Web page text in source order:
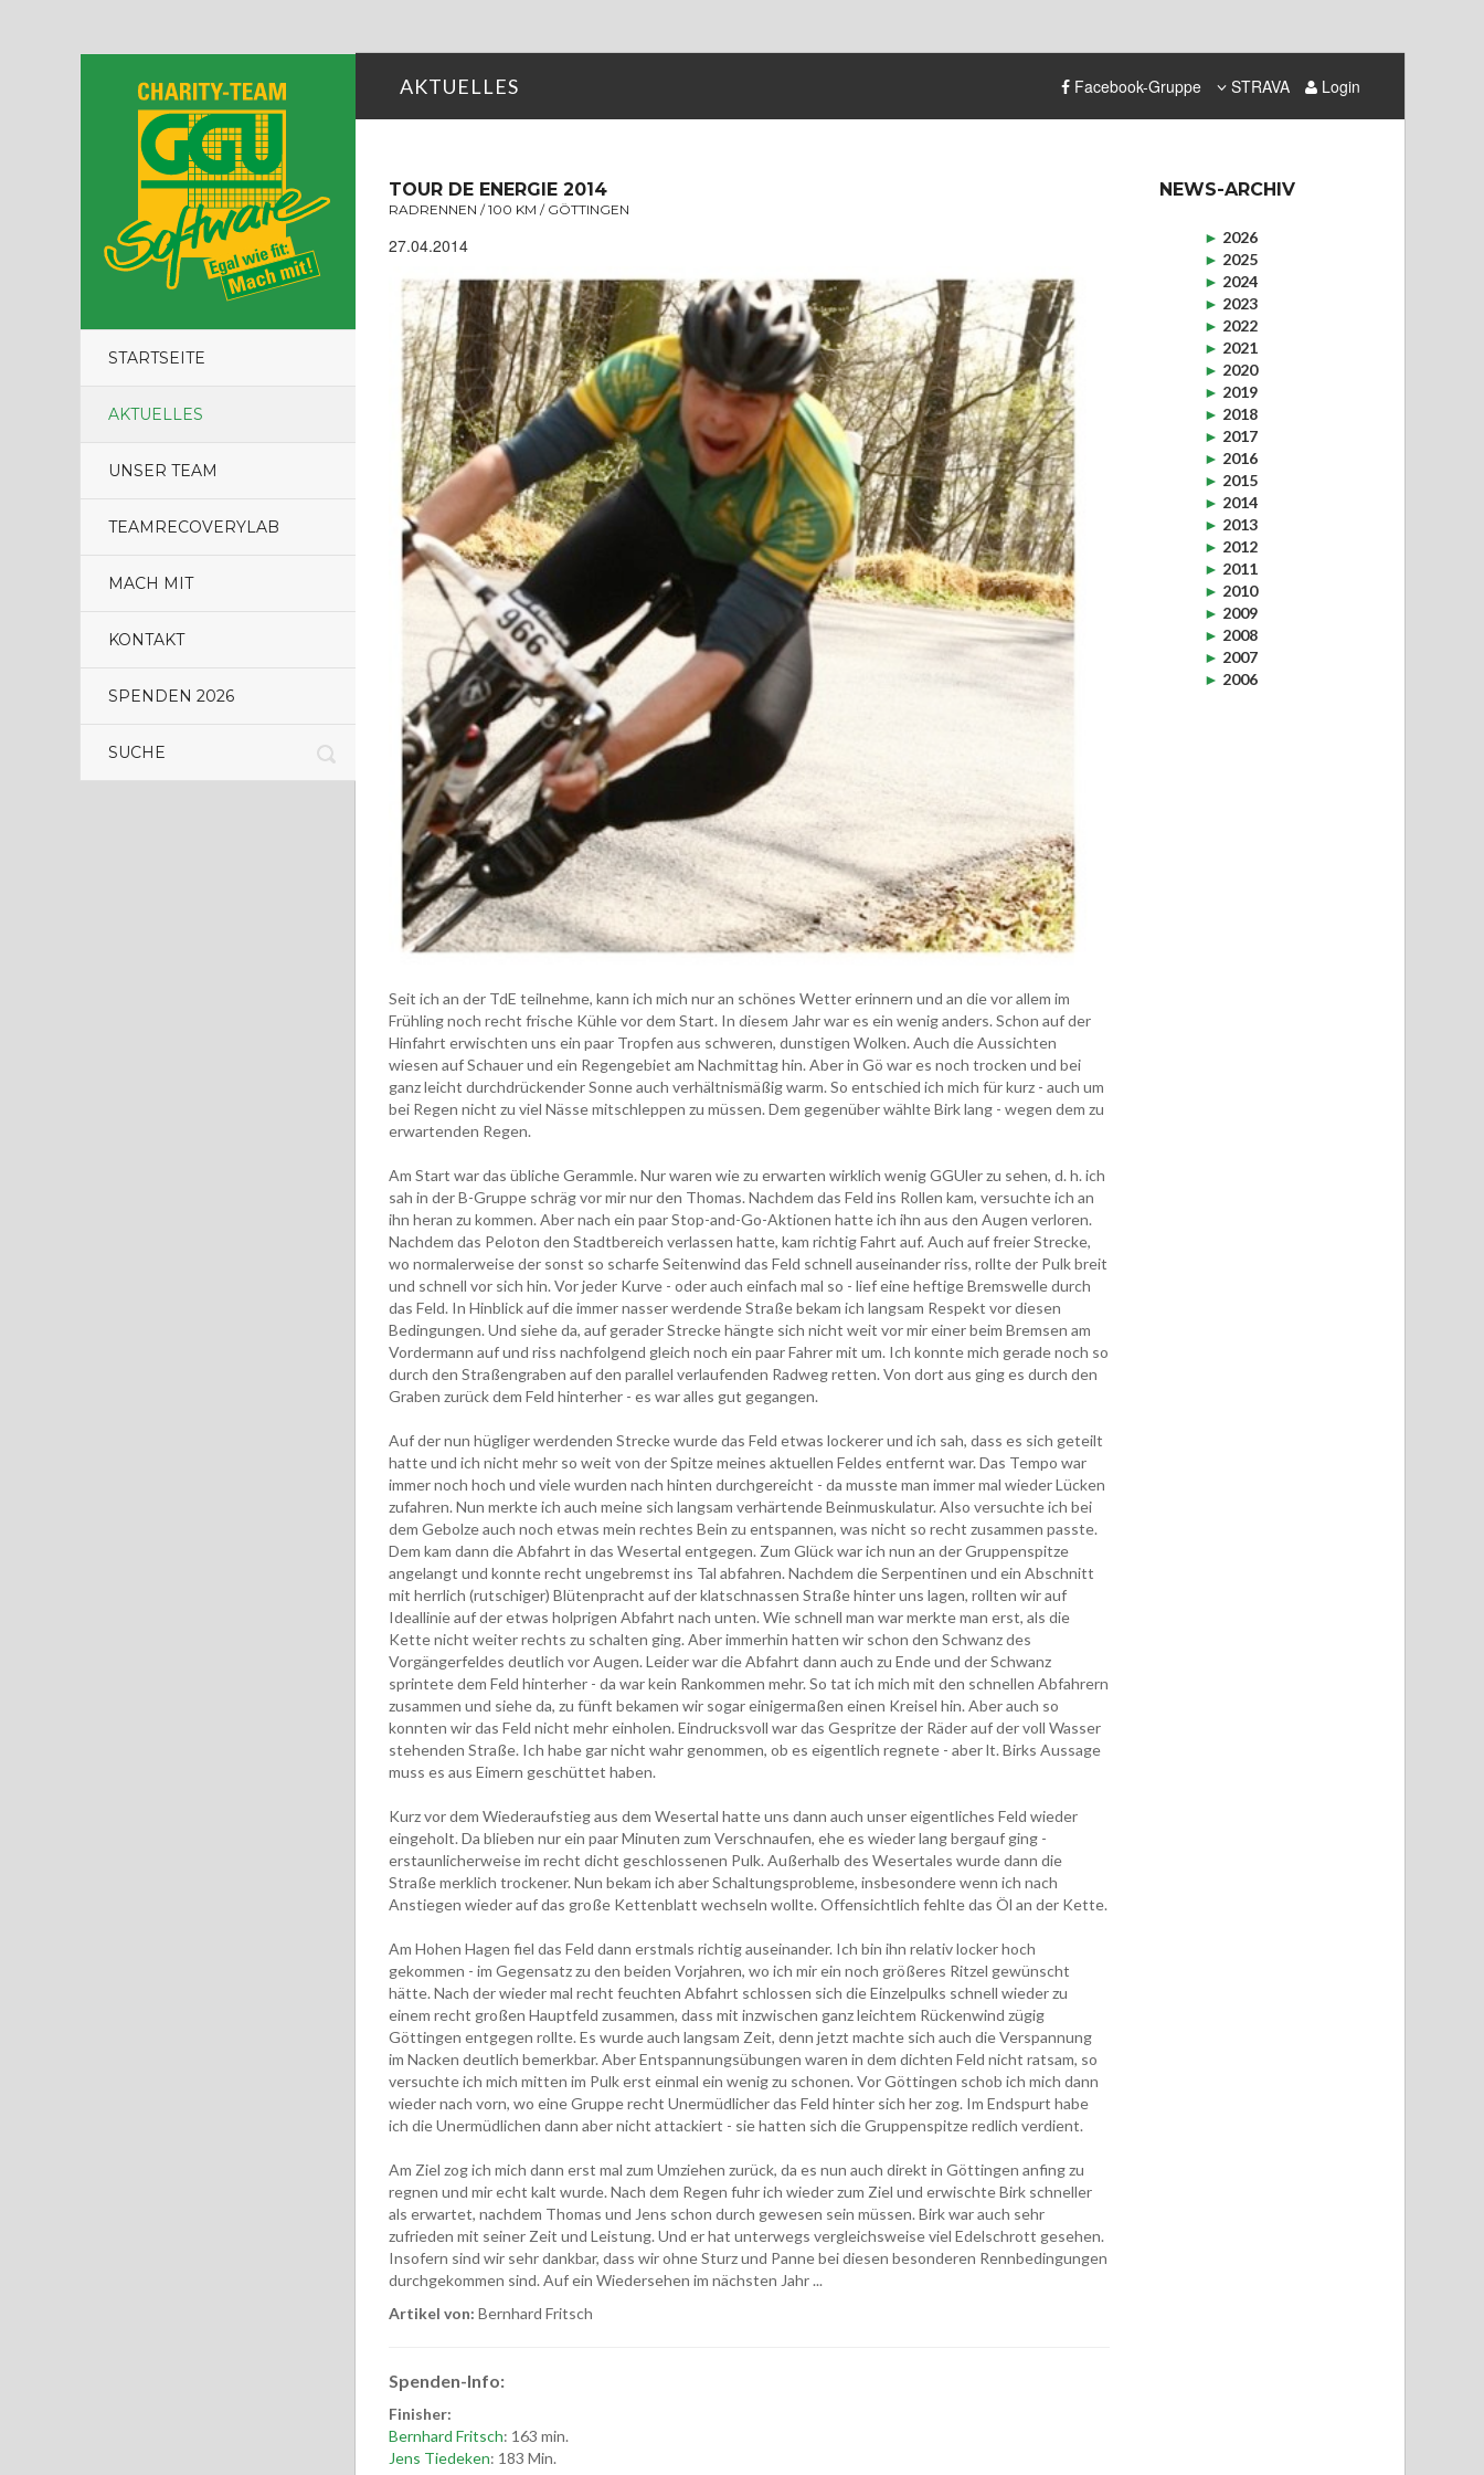
STARTSEITE
AKTUELLES
UNSER TEAM
TEAMRECOVERYLAB
MACH MIT
KONTAKT
SPENDEN 2026
AKTUELLES Facebook-Gruppe STRAVA Login
TOUR DE ENERGIE 2014
RADRENNEN / 100 KM / GÖTTINGEN
27.04.2014
Seit ich an der TdE teilnehme, kann ich mich nur an schönes Wetter erinnern und an die vor allem im
Frühling noch recht frische Kühle vor dem Start. In diesem Jahr war es ein wenig anders. Schon auf der
Hinfahrt erwischten uns ein paar Tropfen aus schweren, dunstigen Wolken. Auch die Aussichten
wiesen auf Schauer und ein Regengebiet am Nachmittag hin. Aber in Gö war es noch trocken und bei
ganz leicht durchdrückender Sonne auch verhältnismäßig warm. So entschied ich mich für kurz - auch um
bei Regen nicht zu viel Nässe mitschleppen zu müssen. Dem gegenüber wählte Birk lang - wegen dem zu
erwartenden Regen.
Am Start war das übliche Gerammle. Nur waren wie zu erwarten wirklich wenig GGUler zu sehen, d. h. ich
sah in der B-Gruppe schräg vor mir nur den Thomas. Nachdem das Feld ins Rollen kam, versuchte ich an
ihn heran zu kommen. Aber nach ein paar Stop-and-Go-Aktionen hatte ich ihn aus den Augen verloren.
Nachdem das Peloton den Stadtbereich verlassen hatte, kam richtig Fahrt auf. Auch auf freier Strecke,
wo normalerweise der sonst so scharfe Seitenwind das Feld schnell auseinander riss, rollte der Pulk breit
und schnell vor sich hin. Vor jeder Kurve - oder auch einfach mal so - lief eine heftige Bremswelle durch
das Feld. In Hinblick auf die immer nasser werdende Straße bekam ich langsam Respekt vor diesen
Bedingungen. Und siehe da, auf gerader Strecke hängte sich nicht weit vor mir einer beim Bremsen am
Vordermann auf und riss nachfolgend gleich noch ein paar Fahrer mit um. Ich konnte mich gerade noch so
durch den Straßengraben auf den parallel verlaufenden Radweg retten. Von dort aus ging es durch den
Graben zurück dem Feld hinterher - es war alles gut gegangen.
Auf der nun hügliger werdenden Strecke wurde das Feld etwas lockerer und ich sah, dass es sich geteilt
hatte und ich nicht mehr so weit von der Spitze meines aktuellen Feldes entfernt war. Das Tempo war
immer noch hoch und viele wurden nach hinten durchgereicht - da musste man immer mal wieder Lücken
zufahren. Nun merkte ich auch meine sich langsam verhärtende Beinmuskulatur. Also versuchte ich bei
dem Gebolze auch noch etwas mein rechtes Bein zu entspannen, was nicht so recht zusammen passte.
Dem kam dann die Abfahrt in das Wesertal entgegen. Zum Glück war ich nun an der Gruppenspitze
angelangt und konnte recht ungebremst ins Tal abfahren. Nachdem die Serpentinen und ein Abschnitt
mit herrlich (rutschiger) Blütenpracht auf der klatschnassen Straße hinter uns lagen, rollten wir auf
Ideallinie auf der etwas holprigen Abfahrt nach unten. Wie schnell man war merkte man erst, als die
Kette nicht weiter rechts zu schalten ging. Aber immerhin hatten wir schon den Schwanz des
Vorgängerfeldes deutlich vor Augen. Leider war die Abfahrt dann auch zu Ende und der Schwanz
sprintete dem Feld hinterher - da war kein Rankommen mehr. So tat ich mich mit den schnellen Abfahrern
zusammen und siehe da, zu fünft bekamen wir sogar einigermaßen einen Kreisel hin. Aber auch so
konnten wir das Feld nicht mehr einholen. Eindrucksvoll war das Gespritze der Räder auf der voll Wasser
stehenden Straße. Ich habe gar nicht wahr genommen, ob es eigentlich regnete - aber lt. Birks Aussage
muss es aus Eimern geschüttet haben.
Kurz vor dem Wiederaufstieg aus dem Wesertal hatte uns dann auch unser eigentliches Feld wieder
eingeholt. Da blieben nur ein paar Minuten zum Verschnaufen, ehe es wieder lang bergauf ging -
erstaunlicherweise im recht dicht geschlossenen Pulk. Außerhalb des Wesertales wurde dann die
Straße merklich trockener. Nun bekam ich aber Schaltungsprobleme, insbesondere wenn ich nach
Anstiegen wieder auf das große Kettenblatt wechseln wollte. Offensichtlich fehlte das Öl an der Kette.
Am Hohen Hagen fiel das Feld dann erstmals richtig auseinander. Ich bin ihn relativ locker hoch
gekommen - im Gegensatz zu den beiden Vorjahren, wo ich mir ein noch größeres Ritzel gewünscht
hätte. Nach der wieder mal recht feuchten Abfahrt schlossen sich die Einzelpulks schnell wieder zu
einem recht großen Hauptfeld zusammen, dass mit inzwischen ganz leichtem Rückenwind zügig
Göttingen entgegen rollte. Es wurde auch langsam Zeit, denn jetzt machte sich auch die Verspannung
im Nacken deutlich bemerkbar. Aber Entspannungsübungen waren in dem dichten Feld nicht ratsam, so
versuchte ich mich mitten im Pulk erst einmal ein wenig zu schonen. Vor Göttingen schob ich mich dann
wieder nach vorn, wo eine Gruppe recht Unermüdlicher das Feld hinter sich her zog. Im Endspurt habe
ich die Unermüdlichen dann aber nicht attackiert - sie hatten sich die Gruppenspitze redlich verdient.
Am Ziel zog ich mich dann erst mal zum Umziehen zurück, da es nun auch direkt in Göttingen anfing zu
regnen und mir echt kalt wurde. Nach dem Regen fuhr ich wieder zum Ziel und erwischte Birk schneller
als erwartet, nachdem Thomas und Jens schon durch gewesen sein müssen. Birk war auch sehr
zufrieden mit seiner Zeit und Leistung. Und er hat unterwegs vergleichsweise viel Edelschrott gesehen.
Insofern sind wir sehr dankbar, dass wir ohne Sturz und Panne bei diesen besonderen Rennbedingungen
durchgekommen sind. Auf ein Wiedersehen im nächsten Jahr ...
Artikel von: Bernhard Fritsch
Spenden-Info:
Finisher:
Bernhard Fritsch: 163 min.
Jens Tiedeken: 183 Min.
NEWS-ARCHIV
► 2026
► 2025
► 2024
► 2023
► 2022
► 2021
► 2020
► 2019
► 2018
► 2017
► 2016
► 2015
► 2014
► 2013
► 2012
► 2011
► 2010
► 2009
► 2008
► 2007
► 2006